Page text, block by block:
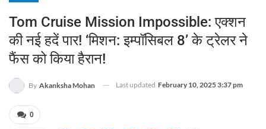
Tom Cruise Mission Impossible: एक्शन
की नई हदें पार! ‘मिशन: इम्पॉसिबल 8’ के ट्रेलर ने
फैंस को किया हैरान!
By Akanksha Mohan Last updated February 10, 2025 3:37 pm
0